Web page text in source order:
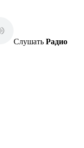
Слушать Радио